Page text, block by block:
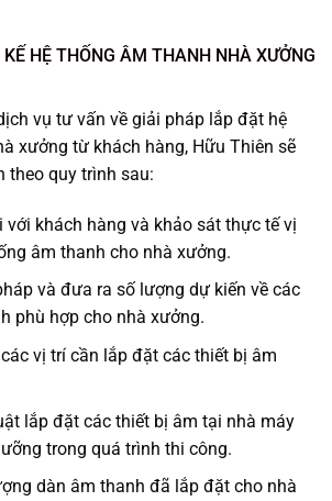
HỆ THỐNG ÂM THANH NHÀ XƯỞNG
vụ tư vấn về giải pháp lắp đặt hệ
xưởng từ khách hàng, Hữu Thiên sẽ
theo quy trình sau:
với khách hàng và khảo sát thực tế vị
âm thanh cho nhà xưởng.
và đưa ra số lượng dự kiến về các
phù hợp cho nhà xưởng.
vị trí cần lắp đặt các thiết bị âm
lắp đặt các thiết bị âm tại nhà máy
trong quá trình thi công.
dàn âm thanh đã lắp đặt cho nhà